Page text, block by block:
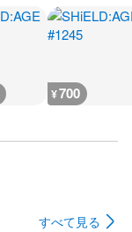
¥700
すべて見る